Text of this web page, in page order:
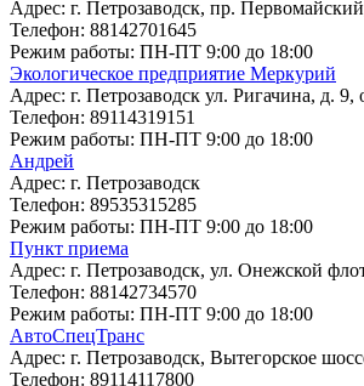
Адрес: г. Петрозаводск, пр.
Телефон: 88142701645
Режим работы: ПН-ПТ 9:00 до 18:00
Экологическое предприятие Меркурий
Адрес: г. Петрозаводск ул. Ригачина, д. 9,
Телефон: 89114319151
Режим работы: ПН-ПТ 9:00 до 18:00
Андрей
Адрес: г. Петрозаводск
Телефон: 89535315285
Режим работы: ПН-ПТ 9:00 до 18:00
Пункт приема
Адрес: г. Петрозаводск, ул. Онежской
Телефон: 88142734570
Режим работы: ПН-ПТ 9:00 до 18:00
АвтоСпецТранс
Адрес: г. Петрозаводск, Вытегорское
Телефон: 89114117800